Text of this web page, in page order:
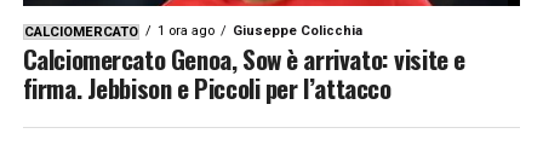
CALCIOMERCATO 1 ora ago Giuseppe Colicchia
Calciomercato Genoa, Sow è arrivato: visite e
firma. Jebbison e Piccoli per l’attacco